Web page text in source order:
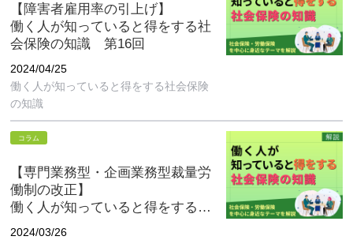
【障害者雇用率の引上げ】
働く人が知っていると得をする社
会保険の知識 第16回
2024/04/25
働く人が知っていると得をする社会保険
の知識
コラム
【専門業務型・企画業務型裁量労
働制の改正】
働く人が知っていると得をする社
会保険の知識 第15回
2024/03/26